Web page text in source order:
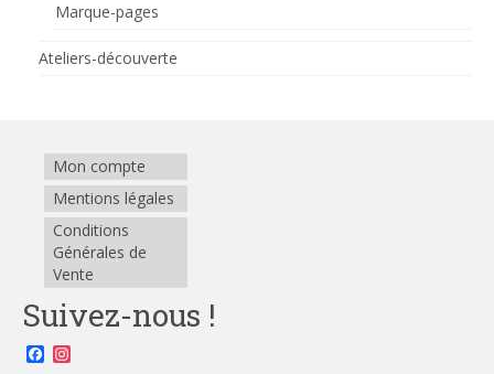
Marque-pages
Ateliers-découverte
Mon compte
Mentions légales
Conditions
Générales de
Vente
Suivez-nous !
Facebook